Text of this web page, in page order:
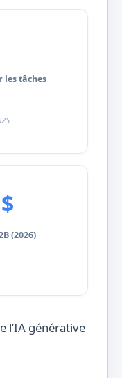
les tâches
(2026)